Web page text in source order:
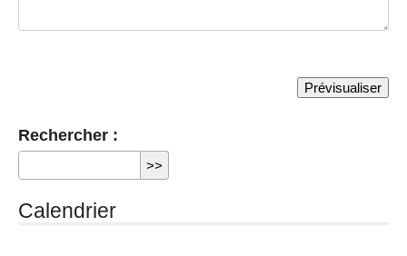
Rechercher :
Calendrier